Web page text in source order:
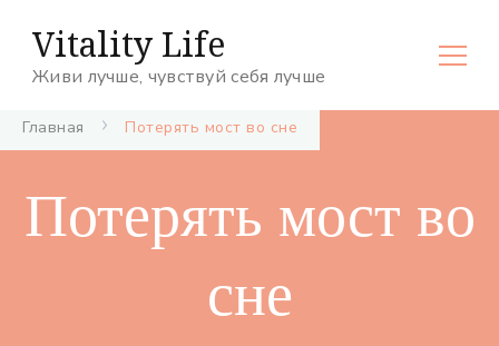
Vitality Life
Живи лучше, чувствуй себя лучше
Главная Потерять мост во сне
Потерять мост во
сне